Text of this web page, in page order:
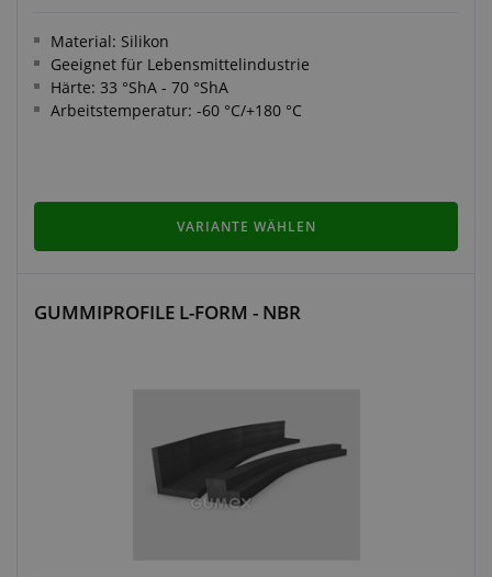
Material: Silikon
Geeignet für Lebensmittelindustrie
Härte: 33 °ShA - 70 °ShA
Arbeitstemperatur: -60 °C/+180 °C
VARIANTE WÄHLEN
GUMMIPROFILE L-FORM - NBR